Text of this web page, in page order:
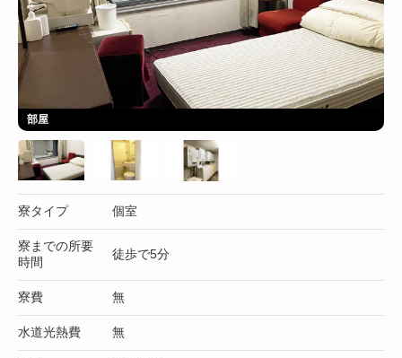
部屋
寮タイプ 個室
寮までの所要
時間
徒歩で5分
寮費 無
水道光熱費 無